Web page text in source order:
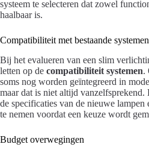
systeem te selecteren dat zowel
haalbaar is.
Compatibiliteit met bestaande systemen
Bij het evalueren van een slim
letten op de compatibiliteit systemen.
soms nog worden geïntegreerd in
maar dat is niet altijd vanzelfsprekend.
de specificaties van de nieuwe lampen
te nemen voordat een keuze wordt
Budget overwegingen